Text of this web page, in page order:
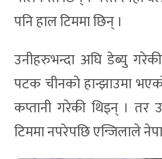
पनि हाल टिममा छिन् ।
उनीहरुभन्दा अघि डेब्यु
पटक चीनको हान्झाउमा
कप्तानी गरेकी थिइन् ।
टिममा नपरेपछि एन्जिलाले